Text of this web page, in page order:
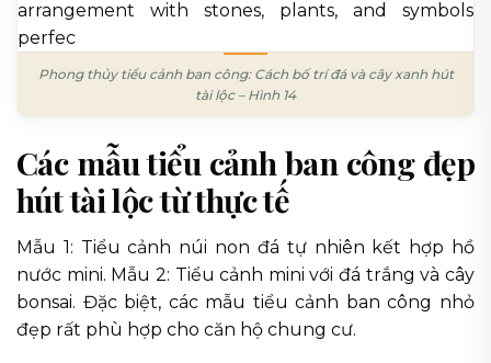
Phong thủy tiểu cảnh ban công: Cách bố trí đá và cây xanh hút
tài lộc – Hình 14
Các mẫu tiểu cảnh ban công đẹp
hút tài lộc từ thực tế
Mẫu 1: Tiểu cảnh núi non đá tự nhiên kết hợp hồ
nước mini. Mẫu 2: Tiểu cảnh mini với đá trắng và cây
bonsai. Đặc biệt, các mẫu tiểu cảnh ban công nhỏ
đẹp rất phù hợp cho căn hộ chung cư.